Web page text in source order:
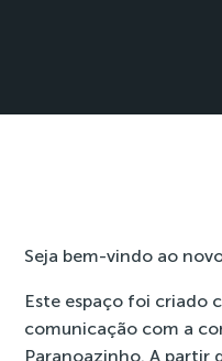
Seja bem-vindo ao
Este espaço foi criado
comunicação com a
Paranoazinho. A partir